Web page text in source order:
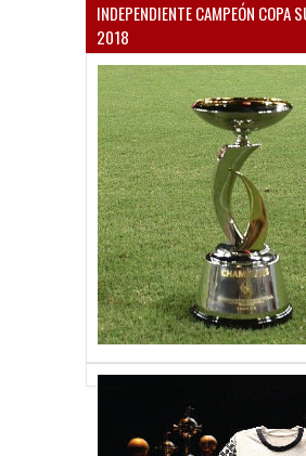
INDEPENDIENTE CAMPEÓN COPA
2018